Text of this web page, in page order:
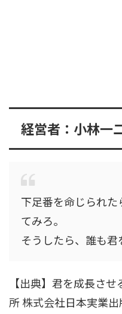
経営者：小林一
下足番を命じられ
てみろ。
そうしたら、誰も君
【出典】君を成長
所 株式会社日本実業